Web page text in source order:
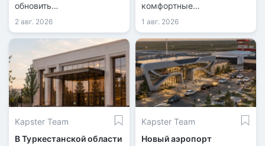
обновить
инфраструктуру.
2 авг. 2026
комфортные
пространства для
пассажиров.
1 авг. 2026
Kapster Team
В Туркестанской области
Kapster Team
Новый аэропорт